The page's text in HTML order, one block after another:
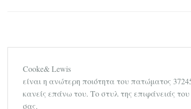
Cooke& Lewis
είναι η ανώτερη ποιότητα του πατώματος
κανείς επάνω του. Το στυλ της επιφάνειάς
σας.